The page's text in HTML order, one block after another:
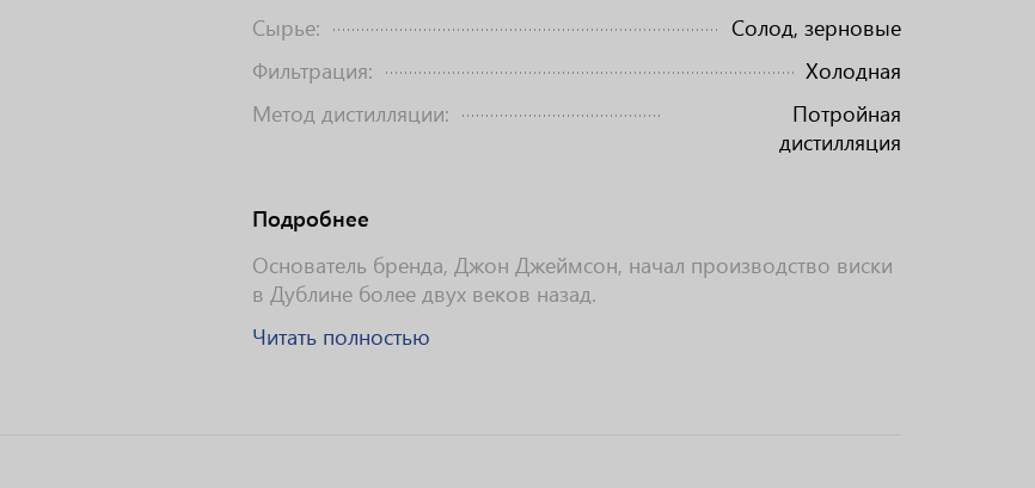
Сырье:
Солод, зерновые
Фильтрация:
Холодная
Метод дистилляции:
Потройная
дистилляция
Подробнее
Основатель бренда, Джон Джеймсон, начал производство виски
в Дублине более двух веков назад.
Читать полностью